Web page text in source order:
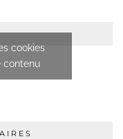
cookies
contenu